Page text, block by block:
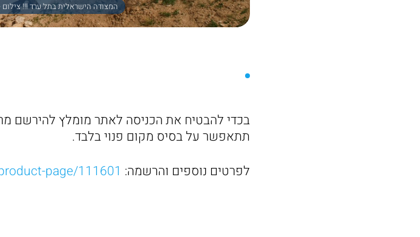
המצודה הישראלית בתל ערד !!!
בכדי להבטיח את הכניסה לאתר מומלץ להירשם
תתאפשר על בסיס מקום פנוי בלבד.
לפרטים נוספים והרשמה: